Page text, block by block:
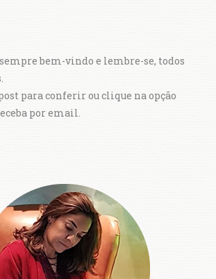
bem-vindo e lembre-se, todos
para conferir ou clique na opção
por email.